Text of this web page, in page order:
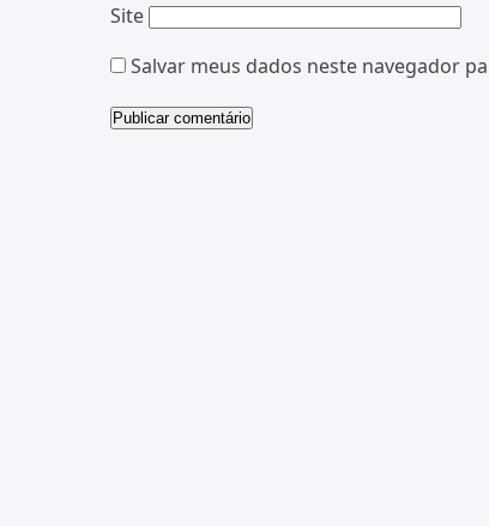
Site
Salvar meus dados neste navegador